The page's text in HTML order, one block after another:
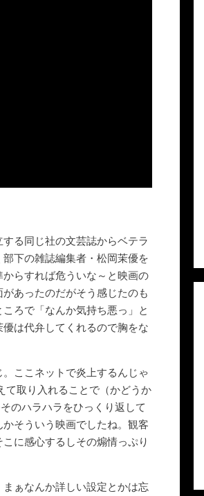
る同じ社の文芸誌からベテラ
下の雑誌編集者・松岡茉優を
らすれば危ういな～と映画の
あったのだがそう感じたのも
ろで「なんか気持ち悪っ」と
は代弁してくれるので胸をな
ここネットで炎上するんじゃ
て取り入れることで（かどうか
のハラハラをひっくり返して
そういう映画でしたね。観客
に感心するしその煽情っぷり
ぁなんか詳しい設定とかは忘